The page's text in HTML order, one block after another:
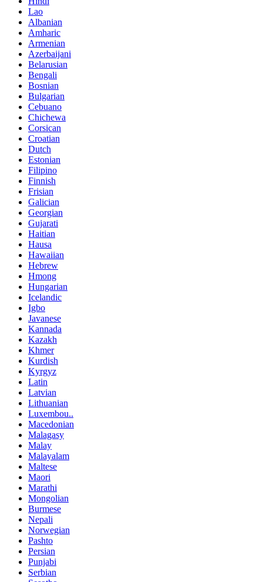
Lao
Albanian
Amharic
Armenian
Azerbaijani
Belarusian
Bengali
Bosnian
Bulgarian
Cebuano
Chichewa
Corsican
Croatian
Dutch
Estonian
Filipino
Finnish
Frisian
Galician
Georgian
Gujarati
Haitian
Hausa
Hawaiian
Hebrew
Hmong
Hungarian
Icelandic
Igbo
Javanese
Kannada
Kazakh
Khmer
Kurdish
Kyrgyz
Latin
Latvian
Lithuanian
Luxembou..
Macedonian
Malagasy
Malay
Malayalam
Maltese
Maori
Marathi
Mongolian
Burmese
Nepali
Norwegian
Pashto
Persian
Punjabi
Serbian